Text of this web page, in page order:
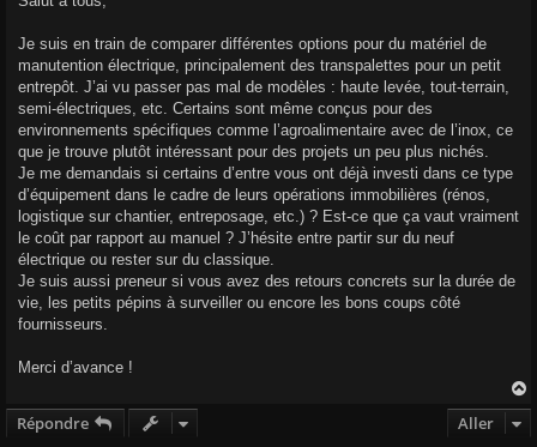
s
e
Je suis en train de comparer différentes options pour du matériel de
manutention électrique, principalement des transpalettes pour un petit
entrepôt. J’ai vu passer pas mal de modèles : haute levée, tout-terrain,
semi-électriques, etc. Certains sont même conçus pour des
environnements spécifiques comme l’agroalimentaire avec de l’inox, ce
que je trouve plutôt intéressant pour des projets un peu plus nichés.
Je me demandais si certains d’entre vous ont déjà investi dans ce type
d’équipement dans le cadre de leurs opérations immobilières (rénos,
logistique sur chantier, entreposage, etc.) ? Est-ce que ça vaut vraiment
le coût par rapport au manuel ? J’hésite entre partir sur du neuf
électrique ou rester sur du classique.
Je suis aussi preneur si vous avez des retours concrets sur la durée de
vie, les petits pépins à surveiller ou encore les bons coups côté
fournisseurs.
Merci d’avance !
Répondre Aller